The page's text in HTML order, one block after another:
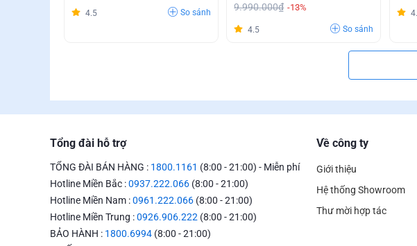
4.5 So sánh
9.990.000₫ -13%
4.5 So sánh
Tổng đài hỗ trợ
TỔNG ĐÀI BÁN HÀNG : 1800.1161 (8:00 - 21:00) - Miễn phí
Hotline Miền Bắc :0937.222.066 (8:00 - 21:00)
Hotline Miền Nam :0961.222.066 (8:00 - 21:00)
Hotline Miền Trung :0926.906.222 (8:00 - 21:00)
BẢO HÀNH : 1800.6994 (8:00 - 21:00)
Về công ty
Giới thiệu
Hệ thống Showroom
Thư mời hợp tác